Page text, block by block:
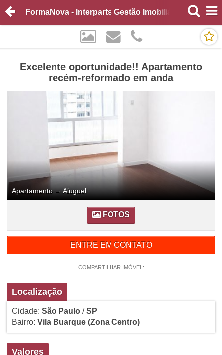
FormaNova - Interparts Gestão Imobiliária
Excelente oportunidade!! Apartamento
recém-reformado em anda
Apartamento→Aluguel
FOTOS
ENTRE EM CONTATO
COMPARTILHAR IMÓVEL:
Localização
Cidade: São Paulo/SP
Bairro: Vila Buarque (Zona Centro)
Valores